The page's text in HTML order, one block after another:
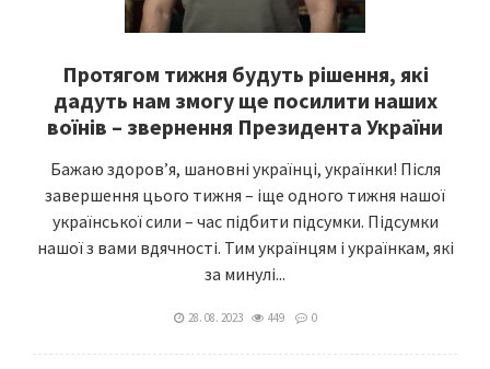
Протягом тижня будуть рішення, які
дадуть нам змогу ще посилити наших
воїнів – звернення Президента України
Бажаю здоров’я, шановні українці, українки! Після
завершення цього тижня – іще одного тижня нашої
української сили – час підбити підсумки. Підсумки
нашої з вами вдячності. Тим українцям і українкам, які
за минулі...
28. 08. 2023 449 0